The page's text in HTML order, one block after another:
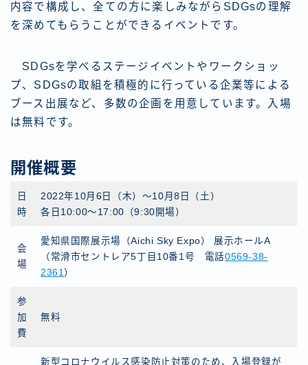
内容で構成し、全ての方に楽しみながらSDGsの理解
を深めてもらうことができるイベントです。
SDGsを学べるステージイベントやワークショッ
プ、SDGsの取組を積極的に行っている企業等による
ブース出展など、多数の企画を用意しています。入場
は無料です。
開催概要
日
時
2022年10月6日（木）〜10月8日（土）
各日10:00〜17:00（9:30開場）
会
場
愛知県国際展示場（Aichi Sky Expo） 展示ホールA
（常滑市セントレア5丁目10番1号 電話0569-38-
2361）
参
加
費
無料
新型コロナウイルス感染防止対策のため、入場登録が